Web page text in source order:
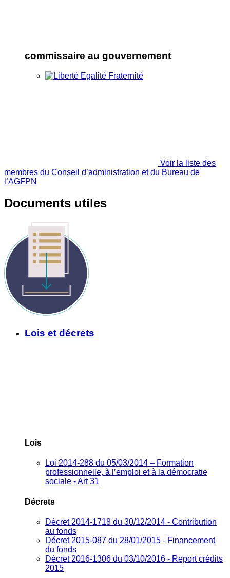
commissaire au gouvernement
Voir la liste des
membres du Conseil d’administration et du Bureau de
l’AGFPN
Documents utiles
Lois et décrets
Lois
Loi 2014-288 du 05/03/2014 – Formation
professionnelle, à l’emploi et à la démocratie
sociale - Art 31
Décrets
Décret 2014-1718 du 30/12/2014 - Contribution
au fonds
Décret 2015-087 du 28/01/2015 - Financement
du fonds
Décret 2016-1306 du 03/10/2016 - Report crédits
2015